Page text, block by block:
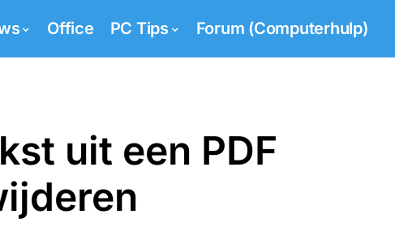
Office PC Tips Forum (Computerhulp)
uit een PDF